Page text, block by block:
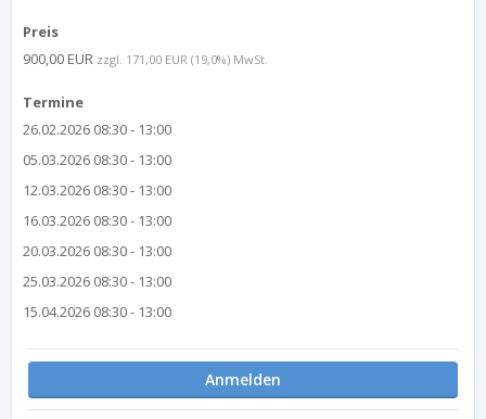
Preis
900,00 EUR zzgl. 171,00 EUR (19,0%) MwSt.
Termine
26.02.2026 08:30 - 13:00
05.03.2026 08:30 - 13:00
12.03.2026 08:30 - 13:00
16.03.2026 08:30 - 13:00
20.03.2026 08:30 - 13:00
25.03.2026 08:30 - 13:00
15.04.2026 08:30 - 13:00
Anmelden